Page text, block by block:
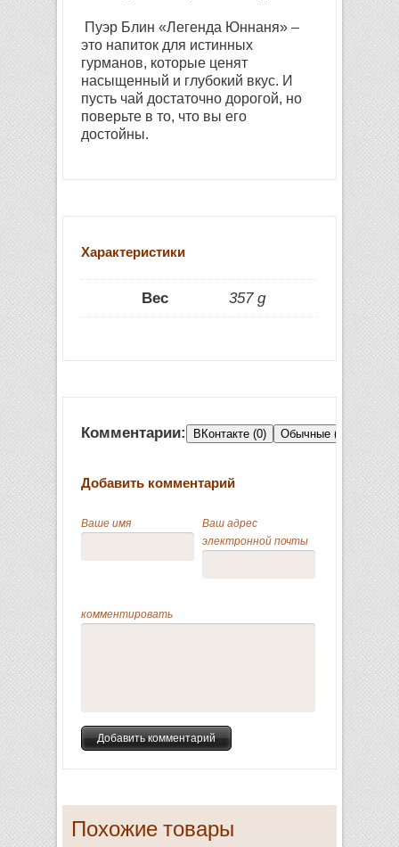
Пуэр Блин «Легенда Юннаня» –
это напиток для истинных
гурманов, которые ценят
насыщенный и глубокий вкус. И
пусть чай достаточно дорогой, но
поверьте в то, что вы его
достойны.
Характеристики
Вес 357 g
Комментарии: ВКонтакте (0) Обычные (0)
Добавить комментарий
Ваше имя
Ваш адрес
электронной почты
комментировать
Похожие товары